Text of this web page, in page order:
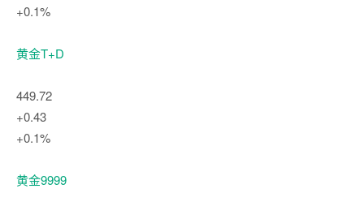
+0.1%
黄金T+D
449.72
+0.43
+0.1%
黄金9999